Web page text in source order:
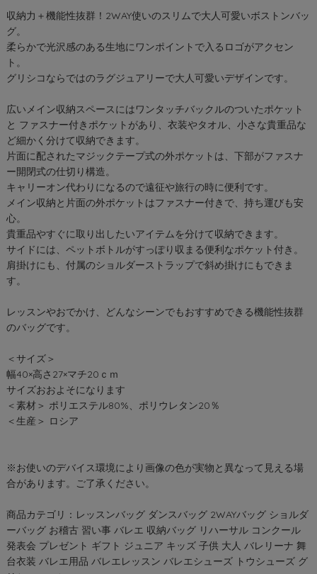
収納力＋機能性抜群！2WAY使いのスリムで大人可愛いボストンバッ
グ。
柔らかで光沢感のある生地にワンポイントで入るロゴがアクセン
ト。
グリシコならではのラグジュアリーで大人可愛いデザインです。
広いメイン収納スペースにはワンタッチバックルのついたポケット
と ファスナー付きポケットがあり、衣装やタオル、小さな貴重品な
ど細かく分けて収納できます。
片面に配されたマジックテープ式の外ポケットは、下部がファスナ
ー開閉式の仕切り構造。
キャリーオン代わりになるので遠征や旅行の時に便利です。
メイン収納と片面の外ポケットはファスナー付きで、持ち運びも安
心。
貴重品やすぐに取り出したいアイテムを分けて収納できます。
サイドには、ペットボトルがすっぽり収まる便利なポケット付き。
肩掛けにも、付属のショルダーストラップで斜め掛けにもできま
す。
レッスンやおでかけ、どんなシーンでもおすすめできる機能性抜群
のバッグです。
＜サイズ＞
幅40×高さ27×マチ20ｃｍ
サイズおおよそになります
＜素材＞ ポリエステル80%、ポリウレタン20％
＜生産＞ ロシア
※お使いのデバイス環境により画像の色が実物と異なって見える場
合があります。ご了承ください。
商品カテゴリ：レッスンバッグ ダンスバッグ 2WAYバッグ ショルダ
ーバッグ お稽古 習い事 バレエ 収納バッグ リハーサル コンクール
発表会 プレゼント ギフト ジュニア キッズ 子供 大人 バレリーナ 舞
台衣装 バレエ用品 バレエレッスン バレエシューズ トウシューズ グ